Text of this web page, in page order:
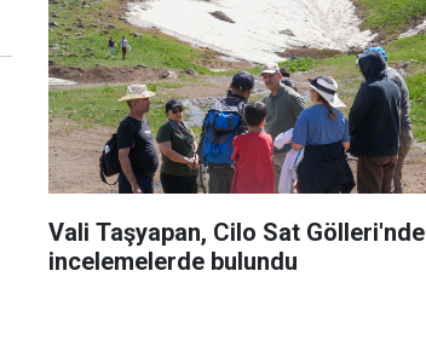
Vali Taşyapan, Cilo Sat Gölleri'nde
incelemelerde bulundu